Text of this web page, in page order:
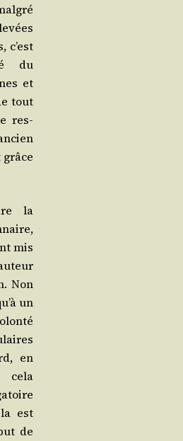
c’est
du
et
tout
res­
la
mis
Non
un
en
cela
est
de